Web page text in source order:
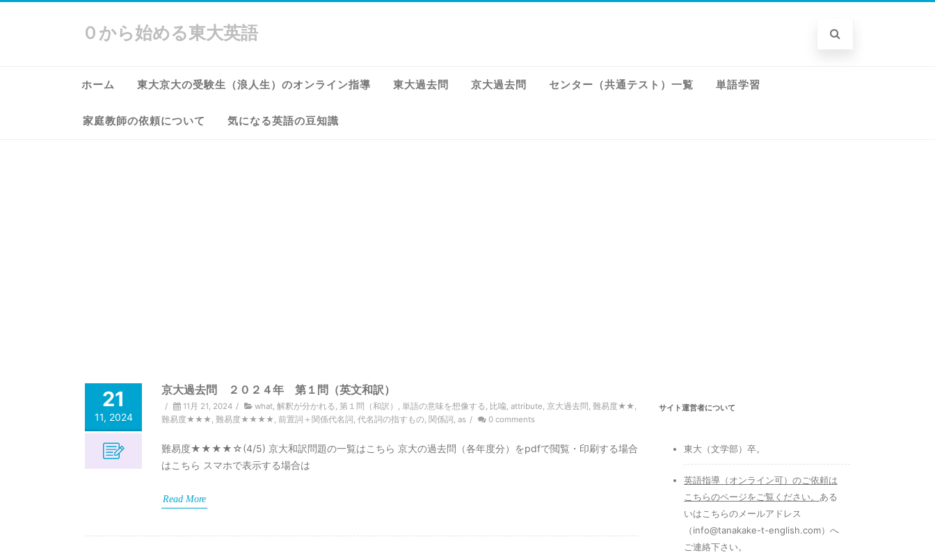
０から始める東大英語
ホーム 東大京大の受験生（浪人生）のオンライン指導 東大過去問 京大過去問 センター（共通テスト）一覧 単語学習
家庭教師の依頼について 気になる英語の豆知識
21
11, 2024
京大過去問 ２０２４年 第１問（英文和訳）
/ 11月 21, 2024 / what, 解釈が分かれる, 第１問（和訳） , 単語の意味を想像する, 比喩, attribute, 京大過去問 , 難易度★★,
難易度★★★, 難易度★★★★, 前置詞＋関係代名詞 , 代名詞の指すもの, 関係詞 , as / 0 comments
難易度★★★★☆(4/5) 京大和訳問題の一覧はこちら 京大の過去問（各年度分）をpdfで閲覧・印刷する場合
はこちら スマホで表示する場合は
Read More
サイト運営者について
東大（文学部）卒。
英語指導（オンライン可）のご依頼は
こちらのページをご覧ください。 ある
いはこちらのメールアドレス
（info@tanakake-t-english.com）へ
ご連絡下さい。